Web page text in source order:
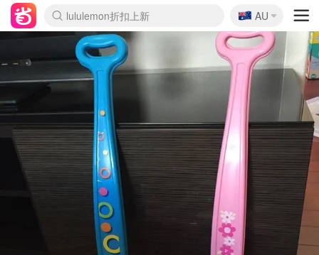
lululemon折扣上新
Sasa美妆护肤3.5折
SSENSE年中3折
FreshBeauty好价汇总
Cettire降价+叠9折
Farfetch折上8折
WWS Coles超市实拍
viagogo二手票捡漏
Myer清仓1折起
The Outnet奢牌1折起
David Jones 3折起
Flannels大牌1折
Perfumes Club护肤1折
AMIRO返校季6.2折
Oweek抽奖送Airpods
Amazon折扣汇总
eToro入金$200送$50
Amazon数码好物
ICONIC本周7.5折
ThedoubleF高奢地板价
Moose Knuckles 6折
丝芙兰5折起
EUFY官网3.7折起
Selenichast首饰2折
Trip机票酒店促销
YSL送5件彩妆礼
Amazon家居好物
BIGBANG巡演开票
David Jones时尚3折
Amazon美妆护肤
雅漾大喷$8
过敏原检测盒$33
伊索独家赠50ml沐浴露
科颜氏清仓3折
SEALIFE海洋馆门票6折
丝塔芙大白罐$16
订阅Newsletter送香薰
Cult Beauty 6.8折
Harrods圣诞日历2.3折
LN-CC奢牌私促3折
d'Alba空姐喷雾$16
EVE LOM套装逆天2折
Bernardelli独家4折
Adore Beauty 6折起
CT圣诞日历
Mytheresa奢品2.7折
Luxury Escapes 9折
Currentbody美容仪9折
MOON Garden Live
ALLSAINTS美衣3折
Roborock扫地机3.7折
Tingo Life水杯$24
Valentino官网5折
CR洗发护发6.3折
修丽可套装7.4折
🇦🇺
AU